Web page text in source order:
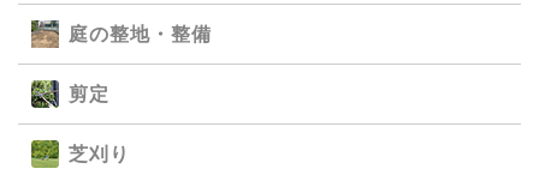
庭の整地・整備
剪定
芝刈り